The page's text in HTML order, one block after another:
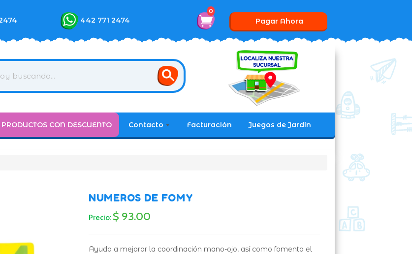
442 771 2474
0
Pagar Ahora
CON DESCUENTO Contacto Facturación Juegos de Jardín
NUMEROS DE FOMY
Precio: $ 93.00
Ayuda a mejorar la coordinación mano-ojo, así como fomenta el